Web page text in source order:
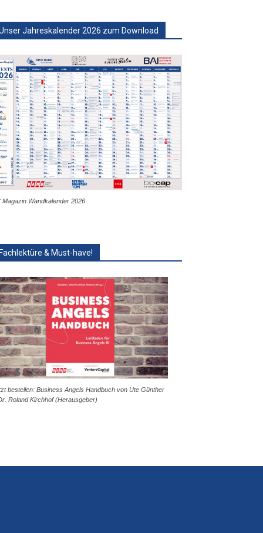
Jahreskalender 2026 zum Download
Magazin Wandkalender 2026
& Must-have!
bestellen: Business Angels Handbuch von Ute Günther
Roland Kirchhof (Herausgeber)